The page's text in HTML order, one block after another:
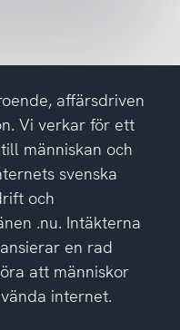
affärsdriven
Vi verkar för ett
människan och
svenska
och
.nu. Intäkterna
en rad
att människor
internet.